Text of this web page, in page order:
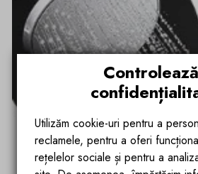
Utilizăm cookie-uri pentru a
reclamele, pentru a oferi
rețelelor sociale și pentru a